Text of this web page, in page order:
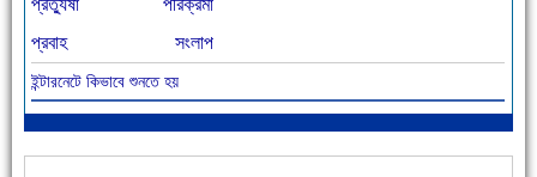
আজ বিশিষ্ট শিক্ষাবিদ এ.টি. আহমেদ হোসাইন রুশদীর ৪৬তম মৃত্যুবার্ষিকী
প্রত্যুষা
পরিক্রমা
প্রবাহ
সংলাপ
ইন্টারনেটে কিভাবে শুনতে হয়